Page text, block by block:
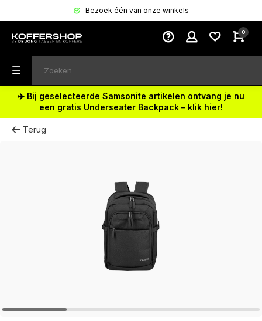
Bezoek één van onze winkels
0
✈️ Bij geselecteerde Samsonite artikelen ontvang je nu
een gratis Underseater Backpack – klik hier!
Terug